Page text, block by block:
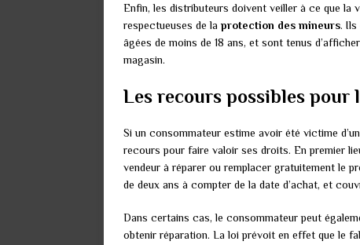
Enfin, les distributeurs doivent veiller à ce que la
respectueuses de la protection des mineurs. Ils
âgées de moins de 18 ans, et sont tenus
magasin.
Les recours possibles pour
Si un consommateur estime avoir été victime
recours pour faire valoir ses droits. En premier
vendeur à réparer ou remplacer gratuitement le
de deux ans à compter de la date d’achat, et
Dans certains cas, le consommateur peut
obtenir réparation. La loi prévoit en effet que le